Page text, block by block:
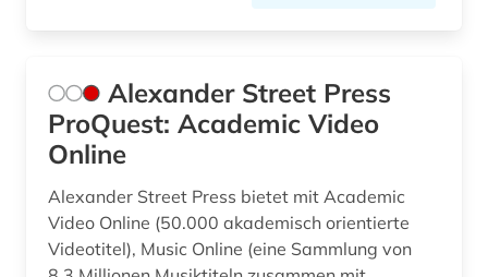
elektronische zeitschrift zeitschriftenaufsatz
(1)
england (3)
englisch (5)
Alexander Street Press
ProQuest: Academic Video
Online
Alexander Street Press bietet mit Academic
Video Online (50.000 akademisch orientierte
Videotitel), Music Online (eine Sammlung von